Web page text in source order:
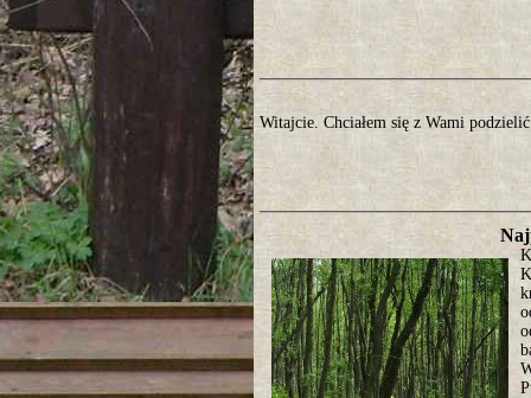
Witajcie. Chciałem się z Wami